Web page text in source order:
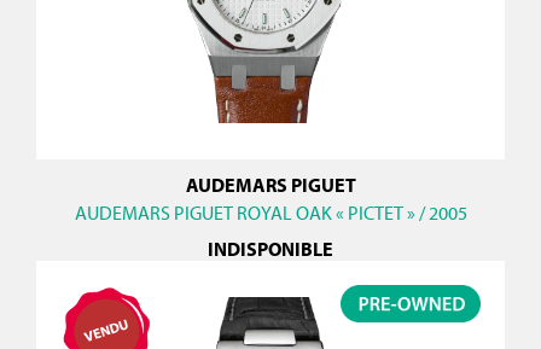
AUDEMARS PIGUET
AUDEMARS PIGUET ROYAL OAK « PICTET » / 2005
INDISPONIBLE